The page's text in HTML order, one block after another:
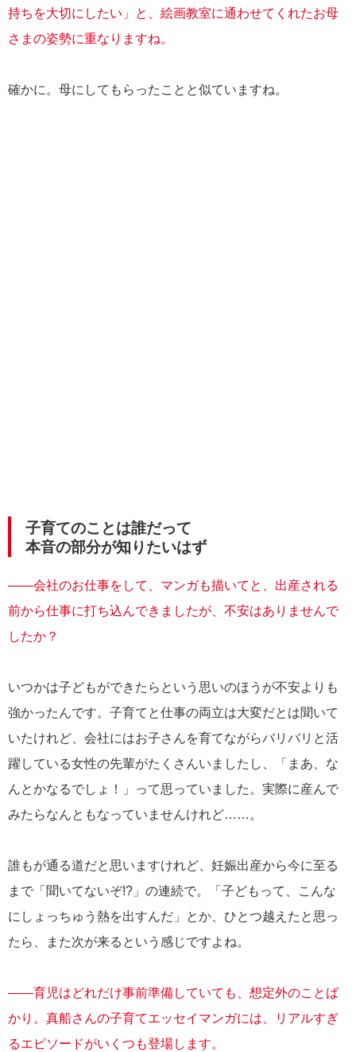
持ちを大切にしたい」と、絵画教室に通わせてくれたお母
さまの姿勢に重なりますね。
確かに。母にしてもらったことと似ていますね。
子育てのことは誰だって
本音の部分が知りたいはず
――会社のお仕事をして、マンガも描いてと、出産される
前から仕事に打ち込んできましたが、不安はありませんで
したか？
いつかは子どもができたらという思いのほうが不安よりも
強かったんです。子育てと仕事の両立は大変だとは聞いて
いたけれど、会社にはお子さんを育てながらバリバリと活
躍している女性の先輩がたくさんいましたし、「まあ、な
んとかなるでしょ！」って思っていました。実際に産んで
みたらなんともなっていませんけれど……。
誰もが通る道だと思いますけれど、妊娠出産から今に至る
まで「聞いてないぞ!?」の連続で。「子どもって、こんな
にしょっちゅう熱を出すんだ」とか、ひとつ越えたと思っ
たら、また次が来るという感じですよね。
――育児はどれだけ事前準備していても、想定外のことば
かり。真船さんの子育てエッセイマンガには、リアルすぎ
るエピソードがいくつも登場します。